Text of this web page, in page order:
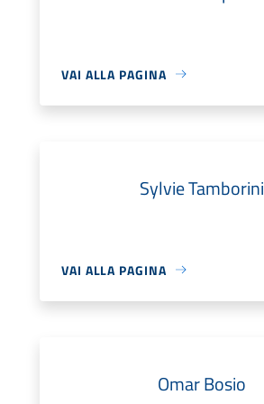
VAI ALLA PAGINA
Sylvie Tamborini
VAI ALLA PAGINA
Omar Bosio